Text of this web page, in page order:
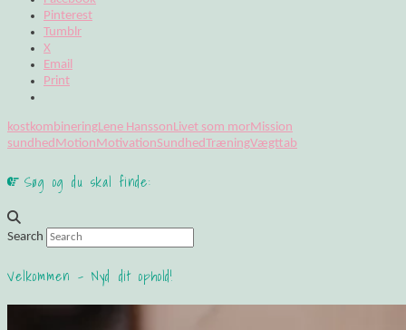
Pinterest
Tumblr
X
Email
Print
kostkombineringLene HanssonLivet som morMission
sundhed MotionMotivationSundhedTræningVægttab
Søg og du skal finde:
Search
Velkommen – Nyd dit ophold!